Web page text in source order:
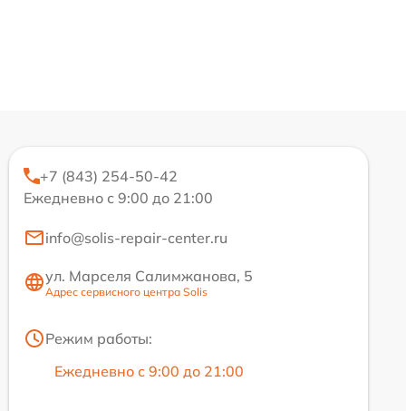
+7 (843) 254-50-42
Ежедневно с 9:00 до 21:00
info@solis-repair-center.ru
ул. Марселя Салимжанова, 5
Адрес сервисного центра Solis
Режим работы:
Ежедневно с 9:00 до 21:00